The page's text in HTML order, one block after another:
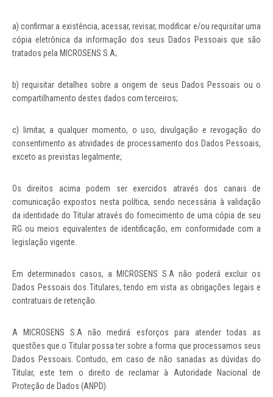
a) confirmar a existência, acessar, revisar, modificar e/ou requisitar uma
cópia eletrônica da informação dos seus Dados Pessoais que são
tratados pela MICROSENS S.A;
b) requisitar detalhes sobre a origem de seus Dados Pessoais ou o
compartilhamento destes dados com terceiros;
c) limitar, a qualquer momento, o uso, divulgação e revogação do
consentimento as atividades de processamento dos Dados Pessoais,
exceto as previstas legalmente;
Os direitos acima podem ser exercidos através dos canais de
comunicação expostos nesta política, sendo necessária à validação
da identidade do Titular através do fornecimento de uma cópia de seu
RG ou meios equivalentes de identificação, em conformidade com a
legislação vigente.
Em determinados casos, a MICROSENS S.A não poderá excluir os
Dados Pessoais dos Titulares, tendo em vista as obrigações legais e
contratuais de retenção.
A MICROSENS S.A não medirá esforços para atender todas as
questões que o Titular possa ter sobre a forma que processamos seus
Dados Pessoais. Contudo, em caso de não sanadas as dúvidas do
Titular, este tem o direito de reclamar à Autoridade Nacional de
Proteção de Dados (ANPD).